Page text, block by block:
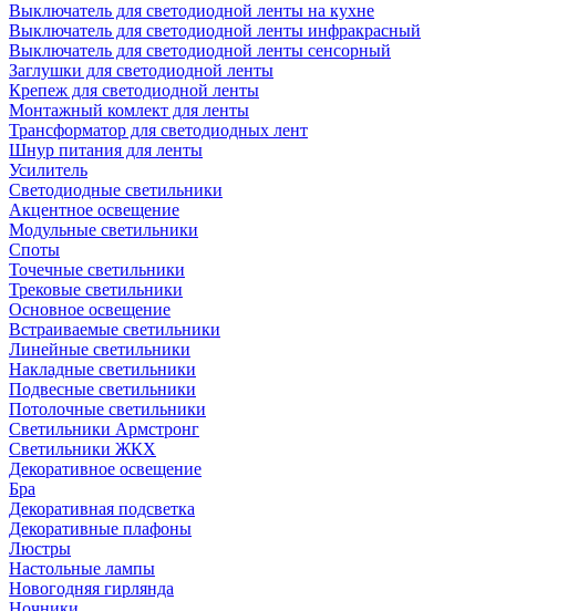
Выключатель для светодиодной ленты на кухне
Выключатель для светодиодной ленты инфракрасный
Выключатель для светодиодной ленты сенсорный
Заглушки для светодиодной ленты
Крепеж для светодиодной ленты
Монтажный комлект для ленты
Трансформатор для светодиодных лент
Шнур питания для ленты
Усилитель
Светодиодные светильники
Акцентное освещение
Модульные светильники
Споты
Точечные светильники
Трековые светильники
Основное освещение
Встраиваемые светильники
Линейные светильники
Накладные светильники
Подвесные светильники
Потолочные светильники
Светильники Армстронг
Светильники ЖКХ
Декоративное освещение
Бра
Декоративная подсветка
Декоративные плафоны
Люстры
Настольные лампы
Новогодняя гирлянда